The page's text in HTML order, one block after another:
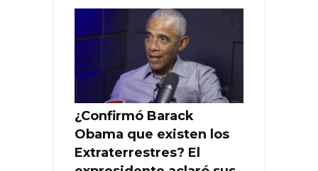
¿Confirmó Barack
Obama que existen los
Extraterrestres? El